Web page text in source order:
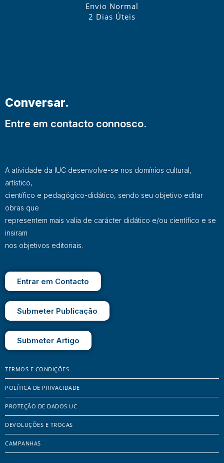
Envio Normal
2 Dias Úteis
Conversar.
Entre em contacto connosco.
A atividade da IUC desenvolve-se nos domínios cultural,
artístico,
científico e pedagógico-didático, sendo seu objetivo editar
obras que
representem mais valia de carácter didático e/ou científico e se
insiram
nos objetivos editoriais.
Entrar em Contacto
Submeter Publicação
Submeter Artigo
TERMOS E CONDIÇÕES
POLÍTICA DE PRIVACIDADE
PROTEÇÃO DE DADOS UC
DEVOLUÇÕES E TROCAS
CAMPANHAS